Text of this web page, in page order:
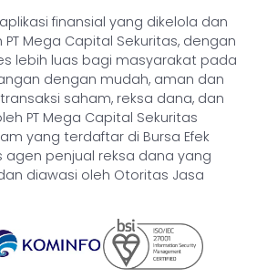
finansial yang dikelola dan
Mega Capital Sekuritas, dengan
lebih luas bagi masyarakat pada
dengan mudah, aman dan
saham, reksa dana, dan
PT Mega Capital Sekuritas
yang terdaftar di Bursa Efek
agen penjual reksa dana yang
diawasi oleh Otoritas Jasa